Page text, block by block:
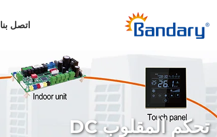
اتصل بنا
تحكم المقلوب DC